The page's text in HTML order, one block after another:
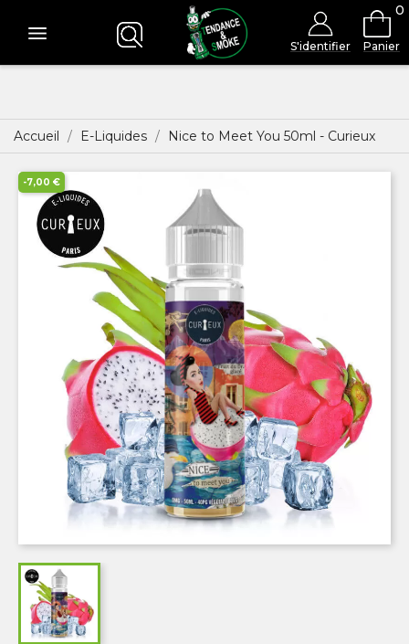
S'identifier
0
Panier
Accueil E-Liquides Nice to Meet You 50ml - Curieux
-7,00 €